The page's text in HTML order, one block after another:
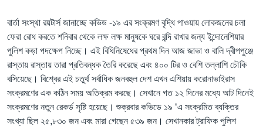
বার্তা সংস্থা রয়টার্স জানাচ্ছে কভিড -১৯ এর সংক্রমণ বৃদ্ধি পাওয়ায় লোকজনের চলা
ফেরা রোধ করতে শনিবার থেকে লক্ষ লক্ষ মানুষকে ঘরে বন্দি রাখার জন্য ইন্দোনেশিয়ার
পুলিশ কড়া পদক্ষেপ নিচ্ছে। এই বিধিনিষেধের প্রথম দিন আজ জাভা ও বালি দ্বীপপুঞ্জে
রাস্তায় রাস্তায় তারা প্রতিবন্ধক তৈরি করেছে এবং ৪০০ টির ও বেশি তল্লাশি চৌকি
বসিয়েছে। বিশ্বের এই চতুর্থ সর্বাধিক জনবহুল দেশ এখন এশিয়ায় করোনাভাইরাস
সংক্রমণের এক কঠিন সময় অতিক্রম করছে। সেখানে গত ১২ দিনের মধ্যে আট দিনেই
সংক্রমণের নতুন রেকর্ড সৃষ্টি হয়েছে। শুক্রবার কভিডে ১৯ ‘এ সংক্রমিত ব্যক্তির
সংখ্যা ছিল ২৫,৮৩০ জন এবং মারা গেছেন ৫৩৯ জন। সেখানকার ট্রাফিক পুলিশ